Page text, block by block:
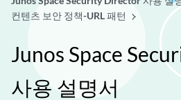
컨텐츠 보안 정책-URL 패턴
Junos Space
사용 설명서